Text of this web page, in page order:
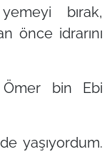
bırak,
önce idrarını
bin Ebi
yaşıyordum.